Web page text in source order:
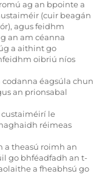
ag an bpointe a
(cuir beagán
agus feidhm
an am céanna
a aithint go
oibriú níos
éagsúla chun
an prionsabal
custaiméirí le
réimeas
a theasú roimh an
go bhféadfadh an t-
a fheabhsú go